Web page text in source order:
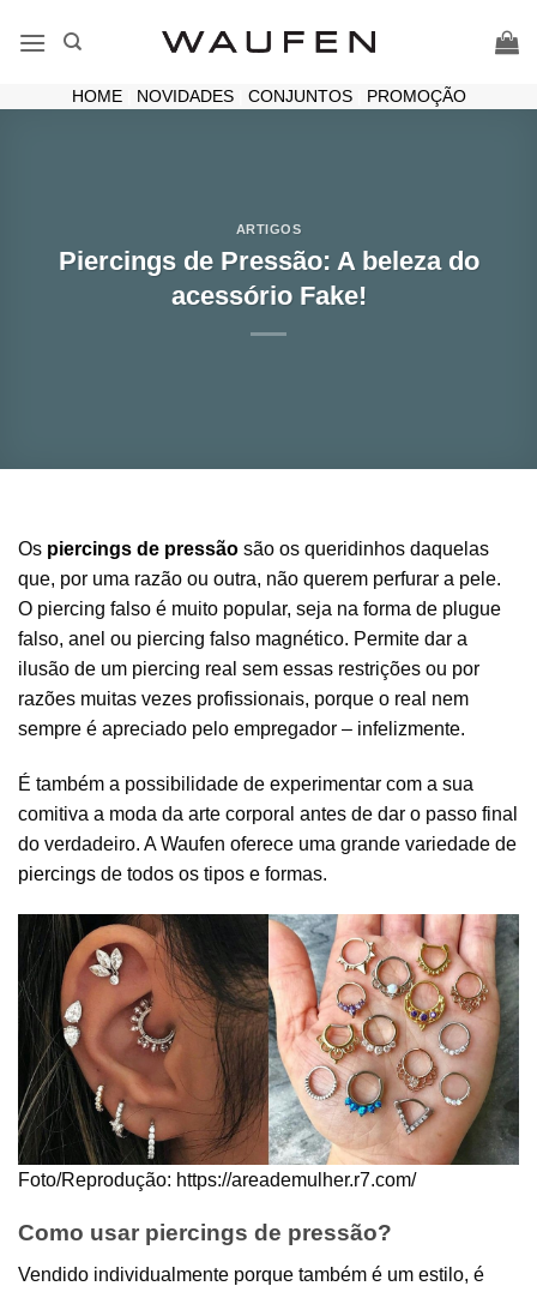
HOME| NOVIDADES| CONJUNTOS| PROMOÇÃO
ARTIGOS
Piercings de Pressão: A beleza do
acessório Fake!
Os piercings de pressão são os queridinhos daquelas
que, por uma razão ou outra, não querem perfurar a pele.
O piercing falso é muito popular, seja na forma de plugue
falso, anel ou piercing falso magnético. Permite dar a
ilusão de um piercing real sem essas restrições ou por
razões muitas vezes profissionais, porque o real nem
sempre é apreciado pelo empregador – infelizmente.
É também a possibilidade de experimentar com a sua
comitiva a moda da arte corporal antes de dar o passo final
do verdadeiro. A Waufen oferece uma grande variedade de
piercings de todos os tipos e formas.
Foto/Reprodução: https://areademulher.r7.com/
Como usar piercings de pressão?
Vendido individualmente porque também é um estilo, é